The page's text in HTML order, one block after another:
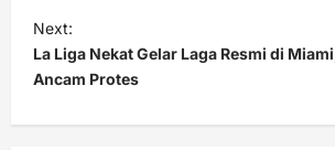
s
t
n
a
Next:
La Liga Nekat Gelar Laga Resmi di
Ancam Protes